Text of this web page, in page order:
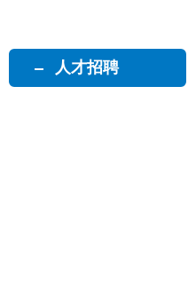
人才招聘